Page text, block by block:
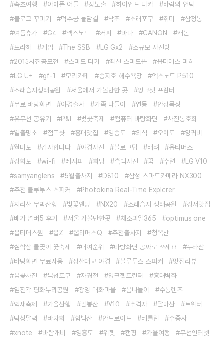
속초여행
아이폰 어플 장노출 하이엔드 디카
바람의 언덕
블로그 꾸미기
덕수궁 돌담길 낙조 소래포구 취미
삼청동
여름휴가
G4 엑스노트 커피 바다 CANON
캐논
프라하
게임 The SSB LG Gx2
소규모 사진방
2013사진공모전
스마트 디카 최신 스마트폰
옵티머스 마하
LG U+
gf-1 모리카페 송지호 해수욕장
엑스노트 P510
소래습지생태공원
서울에서 가볼만한 곳
잉크젯 프린터
무료 바탕화면
야경출사 가족 나들이 연등
안성목장
유무선 공유기
P&I 벚꽃축제 컴퓨터 바탕화면
사진동호회
일출명소
점프샷 홍대맛집 영종도 외식 오이도
양귀비
월미도
감사합니다 야경사진 블로그팁 배려
옵티머스
강화도
wi-fi 레시피 희망 흑백사진 꿈 수련
LG V10
samyanglens
5월출사지 D810
삼성 스마트카메라 NX300
추천 블루투스 스피커
Photokina Real-Time Explorer
지리산 무박산행
벚꽃앤딩 NX20 소래습지 생태공원
강서맛집
베가 넘버5 후기
서울 가볼만한곳 채소과일365
optimus one
옵티머스원
옵Z 옵티머스Q 추천출사지
청옥산
심학산 돌곶이 꽃축제
대여순위 바탕화면 공짜로 쓰세요
두타산
바탕화면 무료사용
성산대교 야경 블루투스 스피커
맛집리뷰
봄꽃사진
북성포구 자경전 잉크젯프린터
홍대벽화
임진각 평화누리공원
광양 매화마을 봄나들이
수동렌즈
억새축제
가을산행 팔봉산 V10 추격자 달마산
트위터
탁상달력
바자회 함백산 안드로이드 베를린
수종사
xnote
바람개비 영흥도 위젯 캠핑 가을여행
무선인터넷